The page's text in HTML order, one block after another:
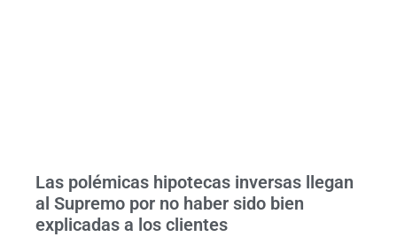
Las polémicas hipotecas inversas llegan
al Supremo por no haber sido bien
explicadas a los clientes